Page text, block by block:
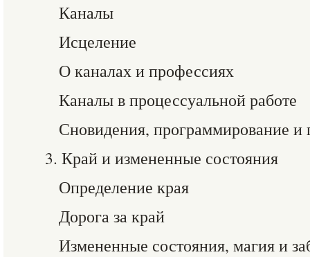
Каналы
Исцеление
О каналах и профессиях
Каналы в процессуальной работе
Сновидения, программирование и
3. Край и измененные состояния
Определение края
Дорога за край
Измененные состояния, магия и